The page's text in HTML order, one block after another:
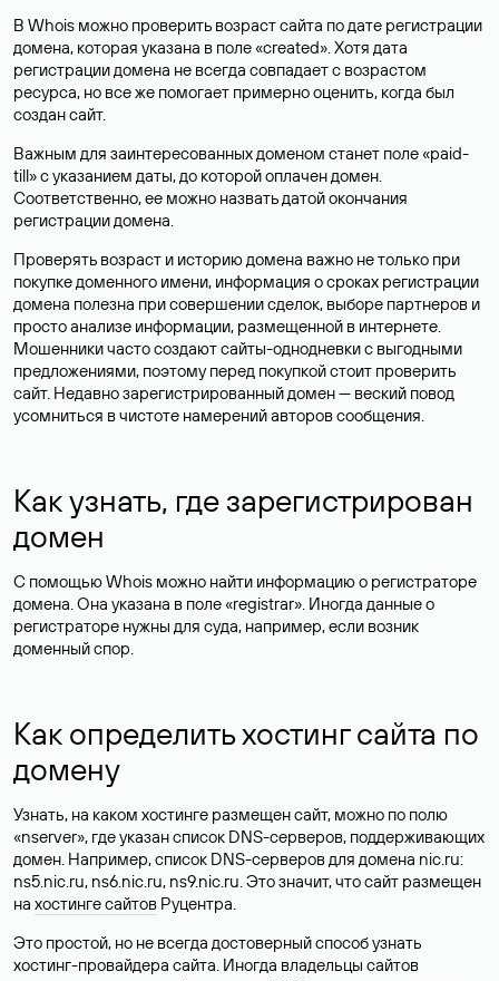
В Whois можно проверить возраст сайта по дате регистрации
домена, которая указана в поле «created». Хотя дата
регистрации домена не всегда совпадает с возрастом
ресурса, но все же помогает примерно оценить, когда был
создан сайт.
Важным для заинтересованных доменом станет поле «paid-
till» с указанием даты, до которой оплачен домен.
Соответственно, ее можно назвать датой окончания
регистрации домена.
Проверять возраст и историю домена важно не только при
покупке доменного имени, информация о сроках регистрации
домена полезна при совершении сделок, выборе партнеров и
просто анализе информации, размещенной в интернете.
Мошенники часто создают сайты-однодневки с выгодными
предложениями, поэтому перед покупкой стоит проверить
сайт. Недавно зарегистрированный домен — веский повод
усомниться в чистоте намерений авторов сообщения.
Как узнать, где зарегистрирован
домен
С помощью Whois можно найти информацию о регистраторе
домена. Она указана в поле «registrar». Иногда данные о
регистраторе нужны для суда, например, если возник
доменный спор.
Как определить хостинг сайта по
домену
Узнать, на каком хостинге размещен сайт, можно по полю
«nserver», где указан список DNS-серверов, поддерживающих
домен. Например, список DNS-серверов для домена nic.ru:
ns5.nic.ru, ns6.nic.ru, ns9.nic.ru. Это значит, что сайт размещен
на хостинге сайтов Руцентра.
Это простой, но не всегда достоверный способ узнать
хостинг-провайдера сайта. Иногда владельцы сайтов